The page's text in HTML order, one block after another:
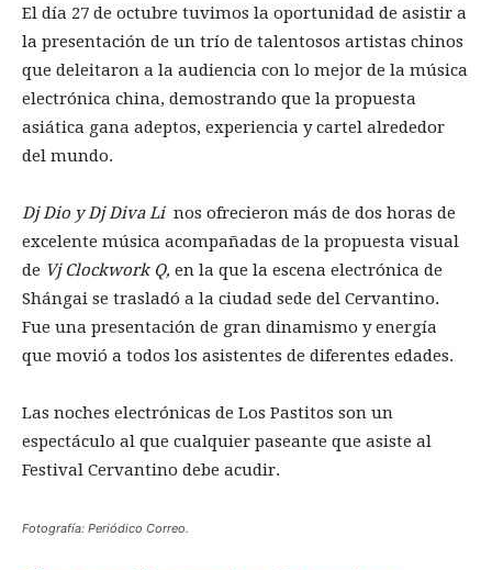
El día 27 de octubre tuvimos la oportunidad de asistir a
la presentación de un trío de talentosos artistas chinos
que deleitaron a la audiencia con lo mejor de la música
electrónica china, demostrando que la propuesta
asiática gana adeptos, experiencia y cartel alrededor
del mundo.
Dj Dio y Dj Diva Li nos ofrecieron más de dos horas de
excelente música acompañadas de la propuesta visual
de Vj Clockwork Q, en la que la escena electrónica de
Shángai se trasladó a la ciudad sede del Cervantino.
Fue una presentación de gran dinamismo y energía
que movió a todos los asistentes de diferentes edades.
Las noches electrónicas de Los Pastitos son un
espectáculo al que cualquier paseante que asiste al
Festival Cervantino debe acudir.
Fotografía: Periódico Correo.